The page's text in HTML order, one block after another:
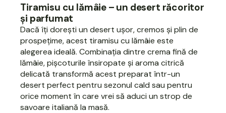
Tiramisu cu lămâie – un desert răcoritor
și parfumat
Dacă îți dorești un desert ușor, cremos și plin de
prospețime, acest tiramisu cu lămâie este
alegerea ideală. Combinația dintre crema fină de
lămâie, pișcoturile însiropate și aroma citrică
delicată transformă acest preparat într-un
desert perfect pentru sezonul cald sau pentru
orice moment în care vrei să aduci un strop de
savoare italiană la masă.